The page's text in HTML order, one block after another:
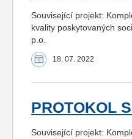
Související projekt:
kvality poskytovaných
p.o.
18. 07. 2022
PROTOKOL
Související projekt: